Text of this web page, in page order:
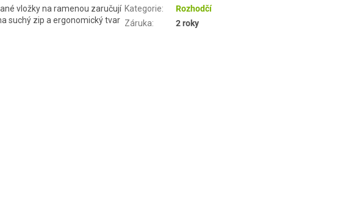
vložky na ramenou zaručují
suchý zip a ergonomický tvar
Kategorie:
Rozhodčí
Záruka: 2 roky